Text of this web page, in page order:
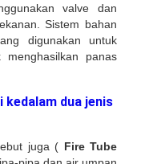
valve dan
Sistem bahan
digunakan untuk
panas
kedalam dua jenis
juga ( Fire Tube